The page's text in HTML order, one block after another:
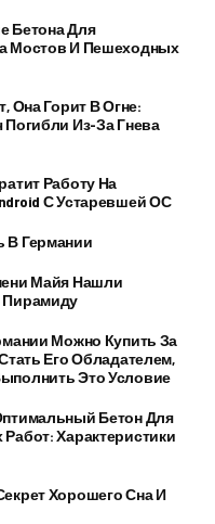
Бетона Для
Мостов И Пешеходных
Она Горит В Огне:
Погибли Из-За Гнева
Работу На
С Устаревшей ОС
В Германии
Майя Нашли
Пирамиду
Можно Купить За
Его Обладателем,
Это Условие
Бетон Для
Характеристики
Хорошего Сна И